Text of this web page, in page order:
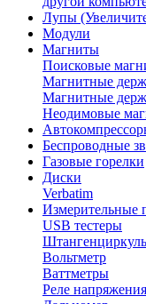
Лупы
Модули
Магниты
Поисковые
Магнитные
Магнитные
Неодимовые
Беспроводные
Газовые горелки
Диски
Verbatim
Измерительные
USB тестеры
Штангенциркуль
Вольтметр
Ваттметры
Реле напряжения